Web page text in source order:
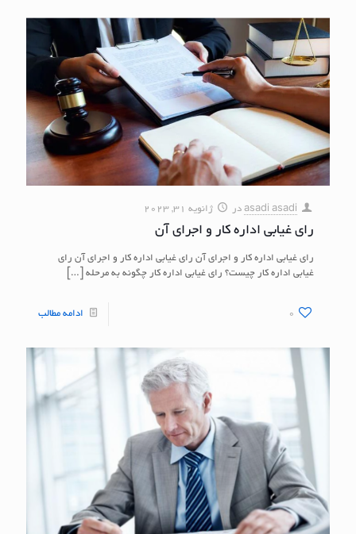
asadi asadi در ژانویه 31, 2023
رای غیابی اداره کار و اجرای آن
رای غیابی اداره کار و اجرای آن رای غیابی اداره کار و اجرای آن رای
غیابی اداره کار چیست؟ رای غیابی اداره کار چگونه به مرحله […]
0 ادامه مطالب